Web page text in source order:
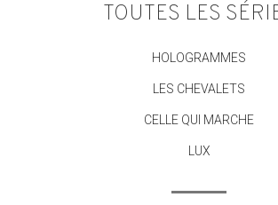
TOUTES LES
HOLOGRAMMES
LES CHEVALETS
CELLE QUI MARCHE
LUX